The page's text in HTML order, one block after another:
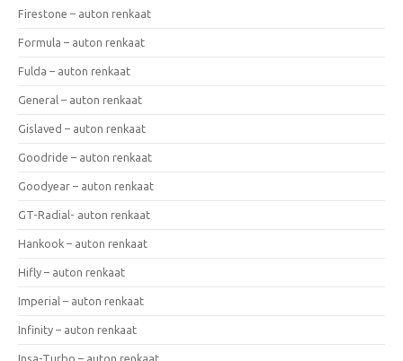
Firestone – auton renkaat
Formula – auton renkaat
Fulda – auton renkaat
General – auton renkaat
Gislaved – auton renkaat
Goodride – auton renkaat
Goodyear – auton renkaat
GT-Radial- auton renkaat
Hankook – auton renkaat
Hifly – auton renkaat
Imperial – auton renkaat
Infinity – auton renkaat
Insa-Turbo – auton renkaat